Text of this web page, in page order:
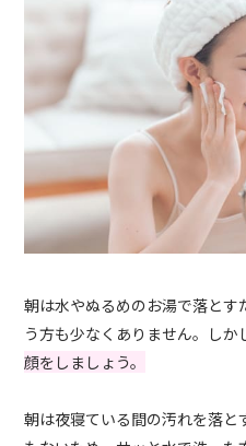
朝は水やぬるめのお湯で落と
う方も少なくありません。しか
顔をしましょう。
朝は夜寝ている間の汚れを落